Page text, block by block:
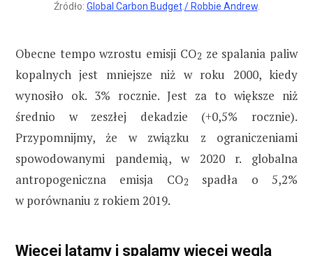
Źródło: Global Carbon Budget./ Robbie Andrew.
Obecne tempo wzrostu emisji CO2 ze spalania paliw
kopalnych jest mniejsze niż w roku 2000, kiedy
wynosiło ok. 3% rocznie. Jest za to większe niż
średnio w zeszłej dekadzie (+0,5% rocznie).
Przypomnijmy, że w związku z ograniczeniami
spowodowanymi pandemią, w 2020 r. globalna
antropogeniczna emisja CO2
spadła o 5,2%
w porównaniu z rokiem 2019.
Więcej latamy i spalamy więcej węgla